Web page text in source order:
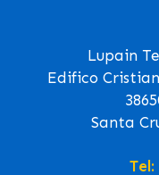
Lupain
Edifico
Santa
Tel: